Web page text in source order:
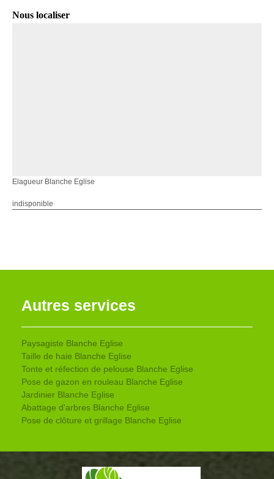
Nous localiser
Elagueur Blanche Eglise
indisponible
Autres services
Paysagiste Blanche Eglise
Taille de haie Blanche Eglise
Tonte et réfection de pelouse Blanche Eglise
Pose de gazon en rouleau Blanche Eglise
Jardinier Blanche Eglise
Abattage d'arbres Blanche Eglise
Pose de clôture et grillage Blanche Eglise